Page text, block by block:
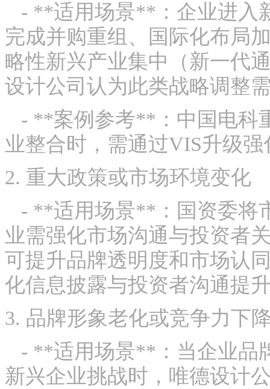
- **适用场景**：企业进入
完成并购重组、国际化布局
略性新兴产业集中（新一代
设计公司认为此类战略调整
- **案例参考**：中国电科
业整合时，需通过VIS升级
2. 重大政策或市场环境变化
- **适用场景**：国资委将
业需强化市场沟通与投资者
可提升品牌透明度和市场认
化信息披露与投资者沟通提
3. 品牌形象老化或竞争力下
- **适用场景**：当企业品
新兴企业挑战时，唯德设计